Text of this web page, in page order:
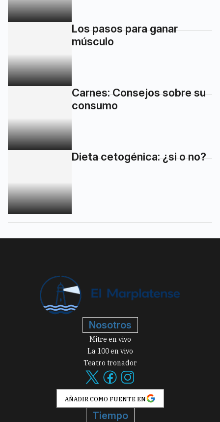
Los pasos para ganar
músculo
Carnes: Consejos sobre su
consumo
Dieta cetogénica: ¿si o no?
Nosotros
Mitre en vivo
La 100 en vivo
Teatro tronador
AÑADIR COMO FUENTE EN
Tiempo